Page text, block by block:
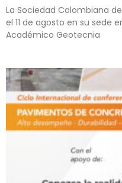
La Sociedad Colombiana
el 11 de agosto en su sede
Académico Geotecnia